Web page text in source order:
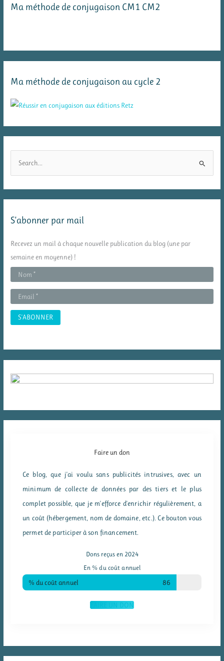
Ma méthode de conjugaison CM1 CM2
Ma méthode de conjugaison au cycle 2
r
:
S’abonner par mail
Recevez un mail à chaque nouvelle publication du blog (une par
semaine en moyenne) !
Faire un don
Ce blog, que j'ai voulu sans publicités intrusives, avec un
minimum de collecte de données par des tiers et le plus
complet possible, que je m'efforce d'enrichir régulièrement, a
un coût (hébergement, nom de domaine, etc.). Ce bouton vous
permet de participer à son financement.
Dons reçus en 2024
En % du coût annuel
% du coût annuel 86
FAIRE UN DON